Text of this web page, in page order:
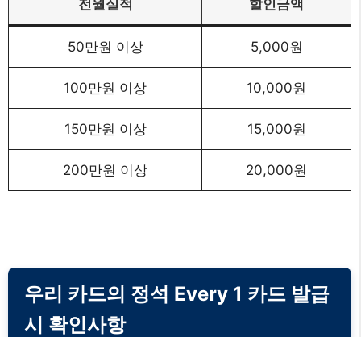
전월실적 할인금액
50만원 이상 5,000원
100만원 이상 10,000원
150만원 이상 15,000원
200만원 이상 20,000원
우리 카드의 정석 Every 1 카드 발급
시 확인사항